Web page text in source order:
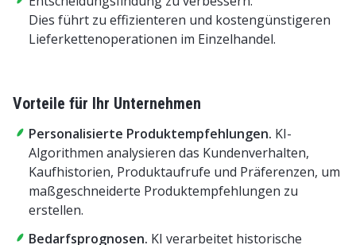
Dies führt zu effizienteren und kostengünstigeren
Lieferkettenoperationen im Einzelhandel.
Vorteile für Ihr Unternehmen
Personalisierte Produktempfehlungen. KI-
Algorithmen analysieren das Kundenverhalten,
Kaufhistorien, Produktaufrufe und Präferenzen, um
maßgeschneiderte Produktempfehlungen zu
erstellen.
Bedarfsprognosen. KI verarbeitet historische